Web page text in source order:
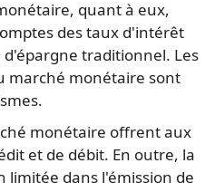
quant à eux,
des taux d'intérêt
traditionnel. Les
marché monétaire sont
monétaire offrent aux
et de débit. En outre, la
limitée dans l'émission de